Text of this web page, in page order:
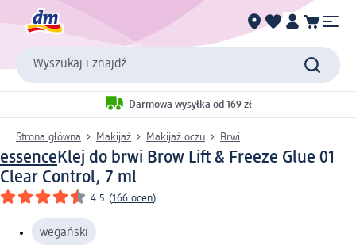
Wyszukaj i znajdź
Darmowa wysyłka od 169 zł
Strona główna Makijaż Makijaż oczu Brwi
essence Klej do brwi Brow Lift & Freeze Glue 01
Clear Control, 7 ml
4.5 (166 ocen)
wegański